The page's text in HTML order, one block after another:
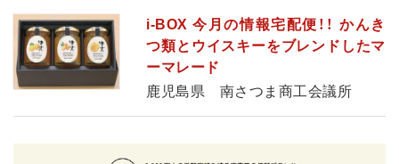
i-BOX 今月の情報宅配便！！ かんき
つ類とウイスキーをブレンドしたマ
ーマレード
鹿児島県 南さつま商工会議所